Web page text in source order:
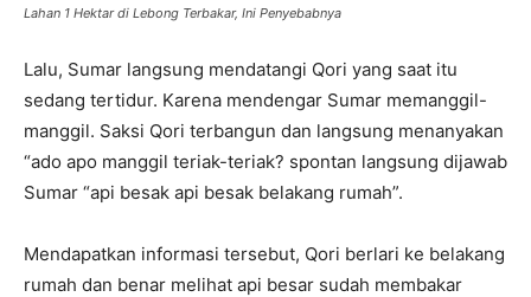
Lahan 1 Hektar di Lebong Terbakar, Ini Penyebabnya
Lalu, Sumar langsung mendatangi Qori yang saat itu
sedang tertidur. Karena mendengar Sumar memanggil-
manggil. Saksi Qori terbangun dan langsung menanyakan
“ado apo manggil teriak-teriak? spontan langsung dijawab
Sumar “api besak api besak belakang rumah”.
Mendapatkan informasi tersebut, Qori berlari ke belakang
rumah dan benar melihat api besar sudah membakar